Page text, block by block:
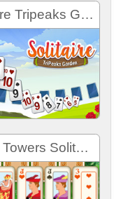
Solitaire Tripeaks Garden
Magic Towers Solitaire